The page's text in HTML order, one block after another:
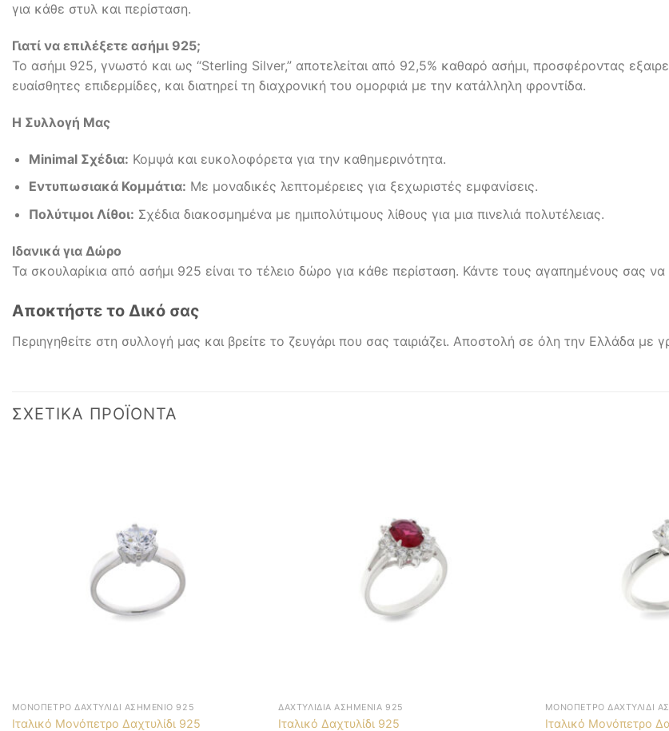
για κάθε στυλ και περίσταση.
Γιατί να επιλέξετε ασήμι 925;
Το ασήμι 925, γνωστό και ως “Sterling Silver,” αποτελείται από 92,5% καθαρό ασήμι, προσφέροντας
ευαίσθητες επιδερμίδες, και διατηρεί τη διαχρονική του ομορφιά με την κατάλληλη φροντίδα.
Η Συλλογή Μας
Minimal Σχέδια: Κομψά και ευκολοφόρετα για την καθημερινότητα.
Εντυπωσιακά Κομμάτια: Με μοναδικές λεπτομέρειες για ξεχωριστές εμφανίσεις.
Πολύτιμοι Λίθοι: Σχέδια διακοσμημένα με ημιπολύτιμους λίθους για μια πινελιά πολυτέλειας.
Ιδανικά για Δώρο
Τα σκουλαρίκια από ασήμι 925 είναι το τέλειο δώρο για κάθε περίσταση. Κάντε τους αγαπημένους σας
Αποκτήστε το Δικό σας
Περιηγηθείτε στη συλλογή μας και βρείτε το ζευγάρι που σας ταιριάζει. Αποστολή σε όλη την Ελλάδα
ΣΧΕΤΙΚΆ ΠΡΟΪΌΝΤΑ
ΜΟΝΌΠΕΤΡΟ ΔΑΧΤΥΛΊΔΙ ΑΣΗΜΈΝΙΟ 925
Ιταλικό Μονόπετρο Δαχτυλίδι 925
ΔΑΧΤΥΛΊΔΙΑ ΑΣΗΜΈΝΙΑ 925
Ιταλικό Δαχτυλίδι 925
ΜΟΝΌΠΕΤΡΟ ΔΑΧΤΥΛΊΔΙ
Ιταλικό Μονόπετρο